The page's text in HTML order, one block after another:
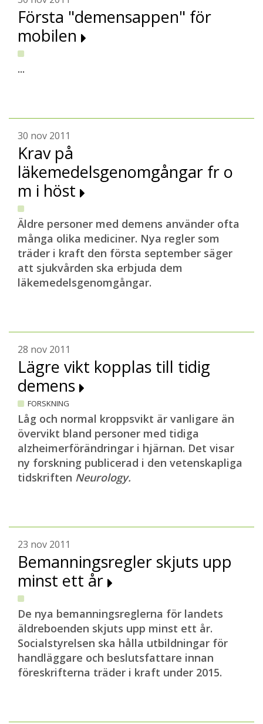
Första "demensappen" för
mobilen
...
30 nov 2011
Krav på
läkemedelsgenomgångar fr o
m i höst
Äldre personer med demens använder ofta
många olika mediciner. Nya regler som
träder i kraft den första september säger
att sjukvården ska erbjuda dem
läkemedelsgenomgångar.
28 nov 2011
Lägre vikt kopplas till tidig
demens
FORSKNING
Låg och normal kroppsvikt är vanligare än
övervikt bland personer med tidiga
alzheimerförändringar i hjärnan. Det visar
ny forskning publicerad i den vetenskapliga
tidskriften Neurology.
23 nov 2011
Bemanningsregler skjuts upp
minst ett år
De nya bemanningsreglerna för landets
äldreboenden skjuts upp minst ett år.
Socialstyrelsen ska hålla utbildningar för
handläggare och beslutsfattare innan
föreskrifterna träder i kraft under 2015.